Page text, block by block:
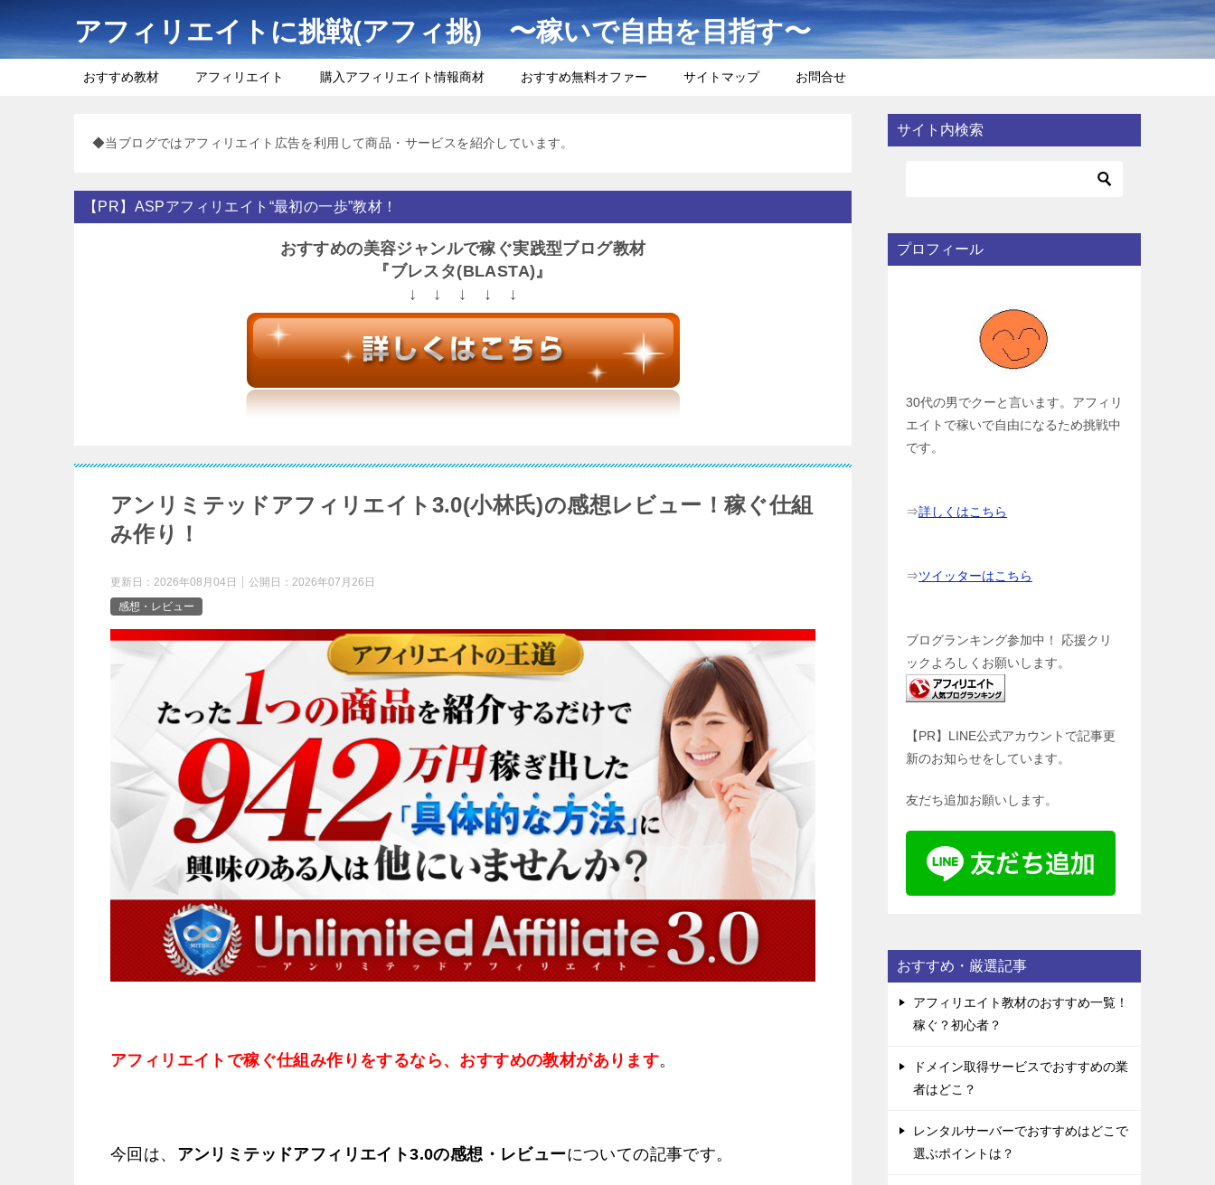
アフィリエイトに挑戦(アフィ挑) 〜稼いで自由を目指す〜
おすすめ教材 アフィリエイト 購入アフィリエイト情報商材 おすすめ無料オファー サイトマップ お問合せ
◆当ブログではアフィリエイト広告を利用して商品・サービスを紹介しています。
【PR】ASPアフィリエイト“最初の一歩”教材！
おすすめの美容ジャンルで稼ぐ実践型ブログ教材
『ブレスタ(BLASTA)』
↓ ↓ ↓ ↓ ↓
アンリミテッドアフィリエイト3.0(小林氏)の感想レビュー！稼ぐ仕組
み作り！
更新日： 2026年08月04日 公開日： 2026年07月26日
感想・レビュー
アフィリエイトで稼ぐ仕組み作りをするなら、おすすめの教材があります。
今回は、 アンリミテッドアフィリエイト3.0の感想・レビューについての記事です。
サイト内検索
プロフィール
30代の男でクーと言います。アフィリ
エイトで稼いで自由になるため挑戦中
です。
⇒詳しくはこちら
⇒ツイッターはこちら
ブログランキング参加中！ 応援クリ
ックよろしくお願いします。
【PR】LINE公式アカウントで記事更
新のお知らせをしています。
友だち追加お願いします。
おすすめ・厳選記事
アフィリエイト教材のおすすめ一覧！
稼ぐ？初心者？
ドメイン取得サービスでおすすめの業
者はどこ？
レンタルサーバーでおすすめはどこで
選ぶポイントは？